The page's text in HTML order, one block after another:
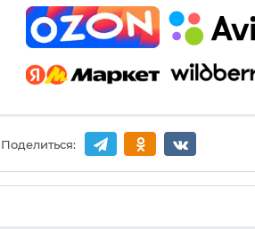
Поделиться: